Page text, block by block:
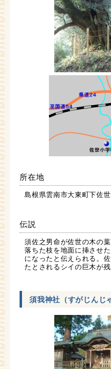
所在地
島根県雲南市大東町下佐世
伝説
須佐之男命が佐世の木の
落ちた枝を地面に挿させ
になったと伝えられる。
たとされるシイの巨木が残
須我神社（すがじんじ